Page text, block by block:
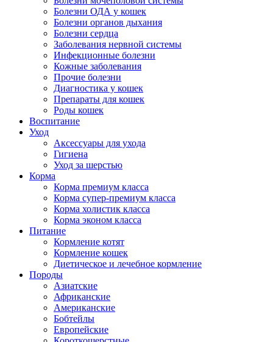
Болезни ОДА у кошек
Болезни органов дыхания
Болезни сердца
Заболевания нервной системы
Инфекционные болезни
Кожные заболевания
Прочие болезни
Диагностика у кошек
Препараты для кошек
Роды кошек
Воспитание
Уход
Аксессуары для ухода
Гигиена
Уход за шерстью
Корма
Корма премиум класса
Корма супер-премиум класса
Корма холистик класса
Корма эконом класса
Питание
Кормление котят
Кормление кошек
Диетическое и лечебное кормление
Породы
Азиатские
Африканские
Американские
Бобтейлы
Европейские